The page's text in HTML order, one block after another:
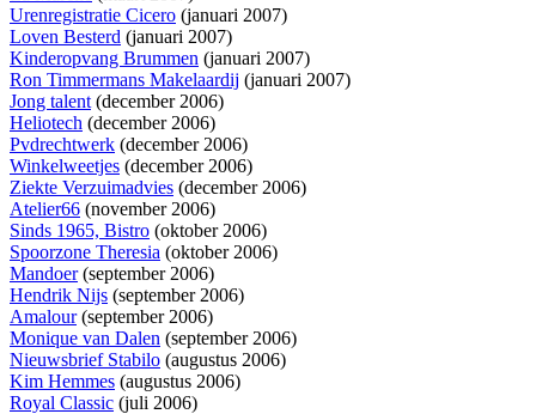
Urenregistratie Cicero (januari 2007)
Loven Besterd (januari 2007)
Kinderopvang Brummen (januari 2007)
Ron Timmermans Makelaardij (januari 2007)
Jong talent(december 2006)
Heliotech (december 2006)
Pvdrechtwerk (december 2006)
Winkelweetjes (december 2006)
Ziekte Verzuimadvies (december 2006)
Atelier66 (november 2006)
Sinds 1965, Bistro (oktober 2006)
Spoorzone Theresia (oktober 2006)
Mandoer(september 2006)
Hendrik Nijs (september 2006)
Amalour(september 2006)
Monique van Dalen (september 2006)
Nieuwsbrief Stabilo (augustus 2006)
Kim Hemmes (augustus 2006)
Royal Classic (juli 2006)